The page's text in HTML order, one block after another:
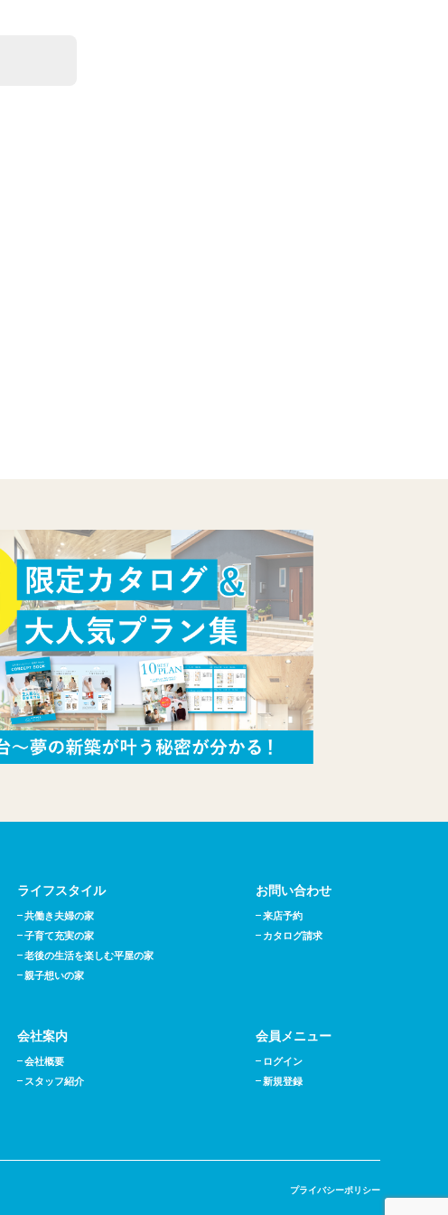
ライフスタイル
共働き夫婦の家
子育て充実の家
老後の生活を楽しむ平屋の家
親子想いの家
お問い合わせ
来店予約
カタログ請求
会社案内
会社概要
スタッフ紹介
会員メニュー
ログイン
新規登録
プライバシーポリシー